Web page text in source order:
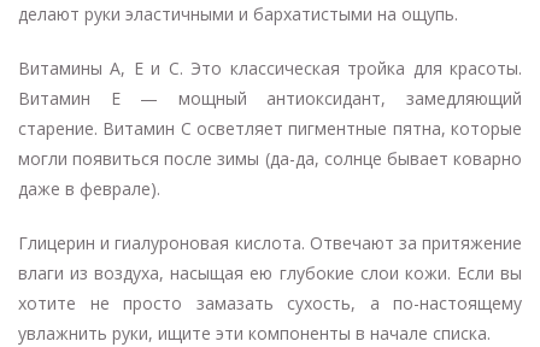
делают руки эластичными и бархатистыми на ощупь.
Витамины А, Е и С. Это классическая тройка для красоты.
Витамин Е — мощный антиоксидант, замедляющий
старение. Витамин С осветляет пигментные пятна, которые
могли появиться после зимы (да-да, солнце бывает коварно
даже в феврале).
Глицерин и гиалуроновая кислота. Отвечают за притяжение
влаги из воздуха, насыщая ею глубокие слои кожи. Если вы
хотите не просто замазать сухость, а по-настоящему
увлажнить руки, ищите эти компоненты в начале списка.